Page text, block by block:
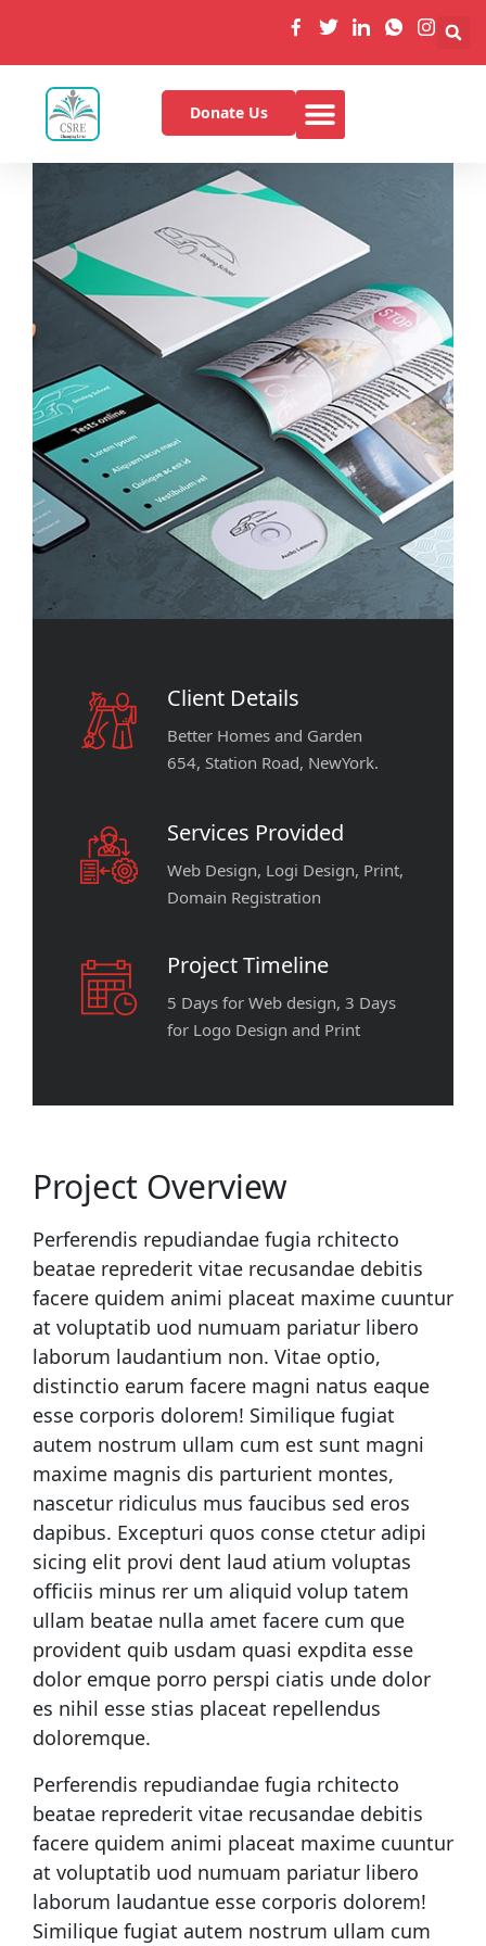
Donate Us
Client Details
Better Homes and Garden
654, Station Road, NewYork.
Services Provided
Web Design, Logi Design, Print,
Domain Registration
Project Timeline
5 Days for Web design, 3 Days
for Logo Design and Print
Project Overview
Perferendis repudiandae fugia rchitecto
beatae reprederit vitae recusandae debitis
facere quidem animi placeat maxime cuuntur
at voluptatib uod numuam pariatur libero
laborum laudantium non. Vitae optio,
distinctio earum facere magni natus eaque
esse corporis dolorem! Similique fugiat
autem nostrum ullam cum est sunt magni
maxime magnis dis parturient montes,
nascetur ridiculus mus faucibus sed eros
dapibus. Excepturi quos conse ctetur adipi
sicing elit provi dent laud atium voluptas
officiis minus rer um aliquid volup tatem
ullam beatae nulla amet facere cum que
provident quib usdam quasi expdita esse
dolor emque porro perspi ciatis unde dolor
es nihil esse stias placeat repellendus
doloremque.
Perferendis repudiandae fugia rchitecto
beatae reprederit vitae recusandae debitis
facere quidem animi placeat maxime cuuntur
at voluptatib uod numuam pariatur libero
laborum laudantue esse corporis dolorem!
Similique fugiat autem nostrum ullam cum